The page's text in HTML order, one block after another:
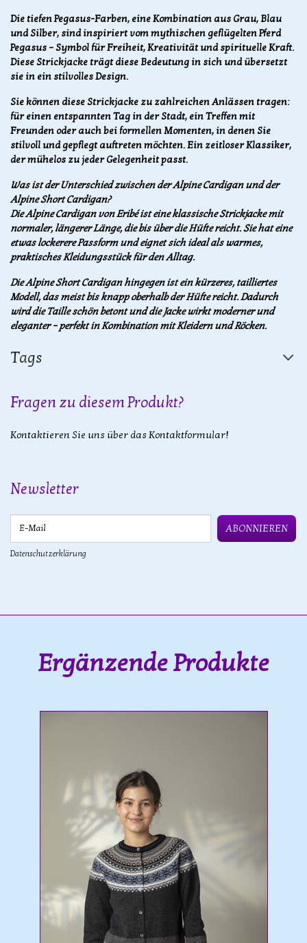
Die tiefen Pegasus-Farben, eine Kombination aus Grau, Blau
und Silber, sind inspiriert vom mythischen geflügelten Pferd
Pegasus – Symbol für Freiheit, Kreativität und spirituelle Kraft.
Diese Strickjacke trägt diese Bedeutung in sich und übersetzt
sie in ein stilvolles Design.
Sie können diese Strickjacke zu zahlreichen Anlässen tragen:
für einen entspannten Tag in der Stadt, ein Treffen mit
Freunden oder auch bei formellen Momenten, in denen Sie
stilvoll und gepflegt auftreten möchten. Ein zeitloser Klassiker,
der mühelos zu jeder Gelegenheit passt.
Was ist der Unterschied zwischen der Alpine Cardigan und der
Alpine Short Cardigan?
Die Alpine Cardigan von Eribé ist eine klassische Strickjacke mit
normaler, längerer Länge, die bis über die Hüfte reicht. Sie hat eine
etwas lockerere Passform und eignet sich ideal als warmes,
praktisches Kleidungsstück für den Alltag.
Die Alpine Short Cardigan hingegen ist ein kürzeres, tailliertes
Modell, das meist bis knapp oberhalb der Hüfte reicht. Dadurch
wird die Taille schön betont und die Jacke wirkt moderner und
eleganter – perfekt in Kombination mit Kleidern und Röcken.
Tags
Fragen zu diesem Produkt?
Kontaktieren Sie uns über das Kontaktformular!
Newsletter
ABONNIEREN
Datenschutzerklärung
Ergänzende Produkte